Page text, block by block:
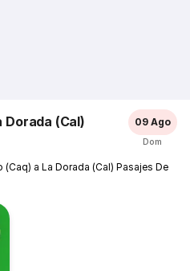
Dorada (Cal) 09 Ago
Dom
(Caq) a La Dorada (Cal) Pasajes De